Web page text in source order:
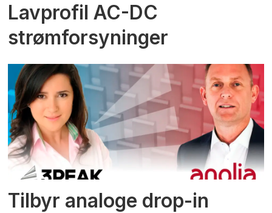
Lavprofil AC-DC
strømforsyninger
Tilbyr analoge drop-in